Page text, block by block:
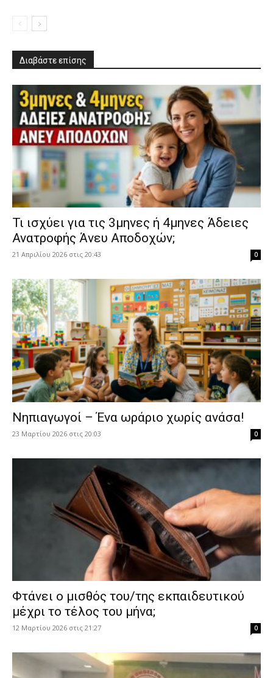
Διαβάστε επίσης
​Τι ισχύει για τις 3μηνες ή 4μηνες Άδειες
Ανατροφής Άνευ Αποδοχών;
21 Απριλίου 2026 στις 20:43 0
Νηπιαγωγοί – Ένα ωράριο χωρίς ανάσα!
23 Μαρτίου 2026 στις 20:03 0
Φτάνει ο μισθός του/της εκπαιδευτικού
μέχρι το τέλος του μήνα;
12 Μαρτίου 2026 στις 21:27 0